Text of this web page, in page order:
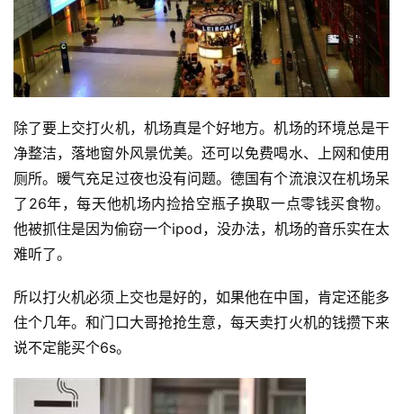
除了要上交打火机，机场真是个好地方。机场的环境总是干
净整洁，落地窗外风景优美。还可以免费喝水、上网和使用
厕所。暖气充足过夜也没有问题。德国有个流浪汉在机场呆
了26年，每天他机场内捡拾空瓶子换取一点零钱买食物。
他被抓住是因为偷窃一个ipod，没办法，机场的音乐实在太
难听了。
所以打火机必须上交也是好的，如果他在中国，肯定还能多
住个几年。和门口大哥抢抢生意，每天卖打火机的钱攒下来
说不定能买个6s。